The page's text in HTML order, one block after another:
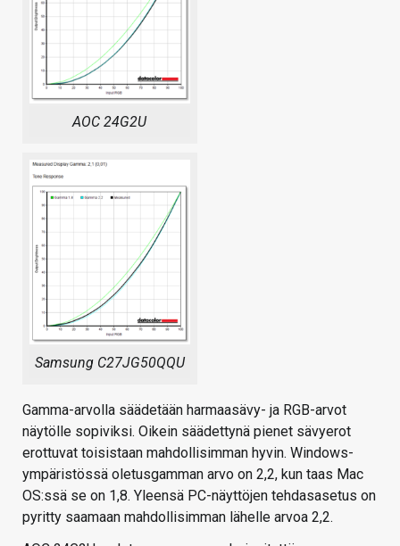
AOC 24G2U
Samsung C27JG50QQU
Gamma-arvolla säädetään harmaasävy- ja RGB-arvot
näytölle sopiviksi. Oikein säädettynä pienet sävyerot
erottuvat toisistaan mahdollisimman hyvin. Windows-
ympäristössä oletusgamman arvo on 2,2, kun taas Mac
OS:ssä se on 1,8. Yleensä PC-näyttöjen tehdasasetus on
pyritty saamaan mahdollisimman lähelle arvoa 2,2.